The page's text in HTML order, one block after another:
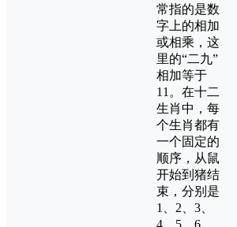
常指的是数
字上的相加
或相乘，这
里的“二九”
相加等于
11。在十二
生肖中，每
个生肖都有
一个固定的
顺序，从鼠
开始到猪结
束，分别是
1、2、3、
4、5、6、